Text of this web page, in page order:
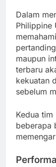
Dalam
Philippine
maupun
terbaru
kekuatan
sebelum
Kedua
beberapa